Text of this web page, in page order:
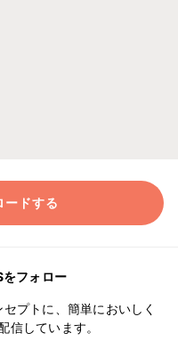
ードする
をフォロー
プトに、簡単においしく
信しています。